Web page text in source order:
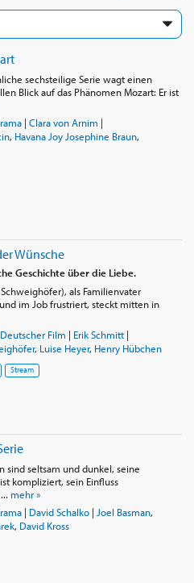
sechsteilige Serie wagt einen
Blick auf das Phänomen Mozart: Er ist
| Clara von Arnim |
, Havana Joy Josephine Braun,
Wünsche
Geschichte über die Liebe.
als Familienvater
im Job frustriert, steckt mitten in
Deutscher Film | Erik Schmitt|
, Luise Heyer, Henry Hübchen
Stream
sind seltsam und dunkel, seine
kompliziert, sein Einfluss
mehr »
| David Schalko| Joel Basman,
, David Kross